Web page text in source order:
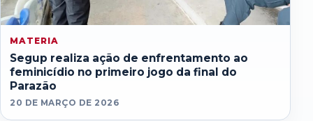
MATERIA
Segup realiza ação de enfrentamento ao
feminicídio no primeiro jogo da final do
Parazão
20 DE MARÇO DE 2026